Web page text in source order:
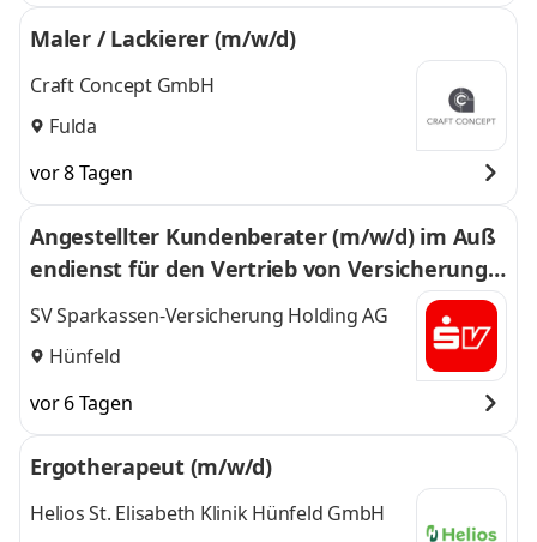
Maler / Lackierer (m/w/d)
Craft Concept GmbH
Fulda
vor 8 Tagen
Angestellter Kundenberater (m/w/d) im Auß
endienst für den Vertrieb von Versicherunge
n in der Region Hünfeld / Heringen
SV Sparkassen-Versicherung Holding AG
Hünfeld
vor 6 Tagen
Ergotherapeut (m/w/d)
Helios St. Elisabeth Klinik Hünfeld GmbH